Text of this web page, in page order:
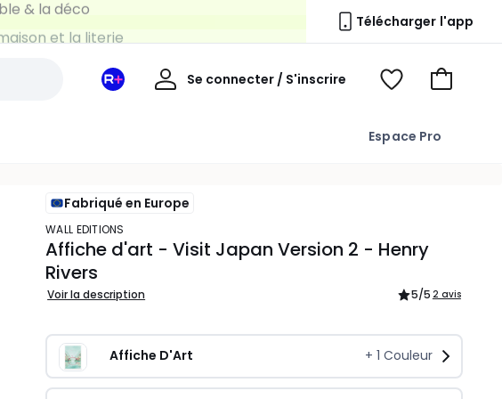
Télécharger l'app
Espace Pro
Mon
Se connecter / S'inscrire
Mon
Voir
Voir
Fabriqué en Europe
WALL EDITIONS
Affiche d'art - Visit Japan Version 2 - Henry
Rivers
Voir la description 5/5 2 avis
Affiche D'Art + 1 Couleur